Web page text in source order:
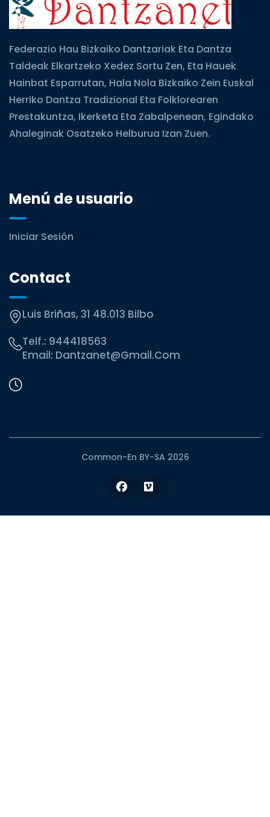
Federazio Hau Bizkaiko Dantzariak Eta Dantza
Taldeak Elkartzeko Xedez Sortu Zen, Eta Hauek
Hainbat Esparrutan, Hala Nola Bizkaiko Zein Euskal
Herriko Dantza Tradizional Eta Folklorearen
Prestakuntza, Ikerketa Eta Zabalpenean, Egindako
Ahaleginak Osatzeko Helburua Izan Zuen.
Menú de usuario
Iniciar Sesión
Contact
Luis Briñas, 31 48.013 Bilbo
Telf.: 944418563
Email: Dantzanet@gmail.com
Common-En BY-SA 2026
Facebook
Vimeo